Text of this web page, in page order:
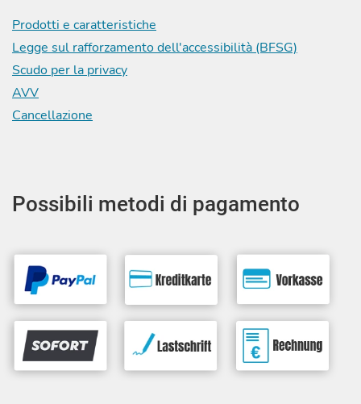
Prodotti e caratteristiche
Legge sul rafforzamento dell'accessibilità (BFSG)
Scudo per la privacy
AVV
Cancellazione
Possibili metodi di pagamento